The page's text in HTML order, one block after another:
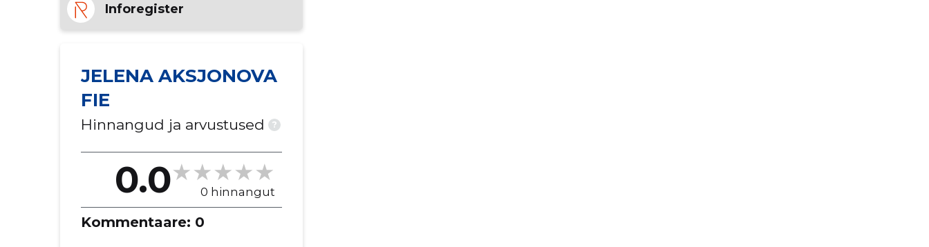
Inforegister
JELENA AKSJONOVA
FIE
Hinnangud ja arvustused ?
0.0 0 hinnangut
Kommentaare: 0